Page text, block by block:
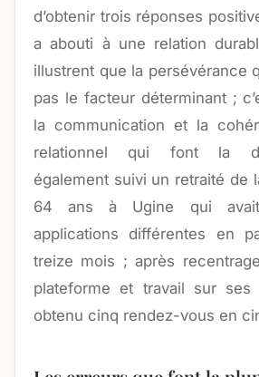
d’obtenir trois réponses
a abouti à une relation
illustrent que la persévérance
pas le facteur déterminant ;
la communication et la
relationnel qui font la
également suivi un retraité de
64 ans à Ugine qui
applications différentes en
treize mois ; après
plateforme et travail sur ses
obtenu cinq rendez-vous en